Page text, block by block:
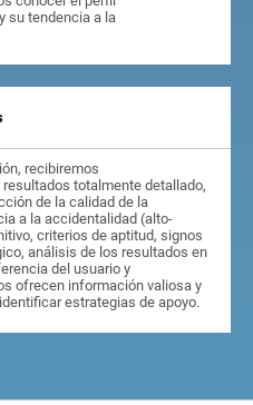
su tendencia a la
recibiremos
totalmente detallado,
de la calidad de la
a la accidentalidad (alto-
criterios de aptitud, signos
análisis de los resultados en
del usuario y
ofrecen información valiosa y
estrategias de apoyo.